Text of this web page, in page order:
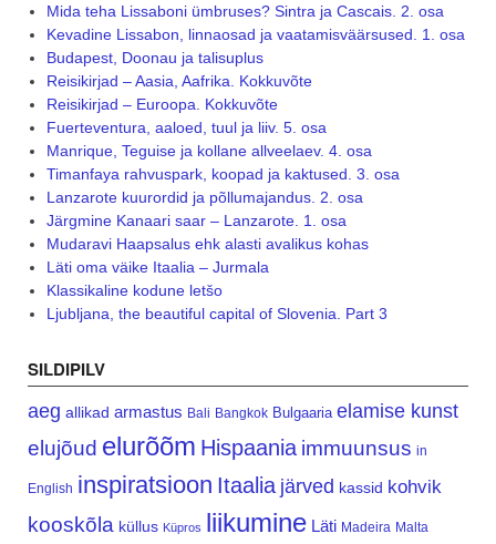
Mida teha Lissaboni ümbruses? Sintra ja Cascais. 2. osa
Kevadine Lissabon, linnaosad ja vaatamisväärsused. 1. osa
Budapest, Doonau ja talisuplus
Reisikirjad – Aasia, Aafrika. Kokkuvõte
Reisikirjad – Euroopa. Kokkuvõte
Fuerteventura, aaloed, tuul ja liiv. 5. osa
Manrique, Teguise ja kollane allveelaev. 4. osa
Timanfaya rahvuspark, koopad ja kaktused. 3. osa
Lanzarote kuurordid ja põllumajandus. 2. osa
Järgmine Kanaari saar – Lanzarote. 1. osa
Mudaravi Haapsalus ehk alasti avalikus kohas
Läti oma väike Itaalia – Jurmala
Klassikaline kodune letšo
Ljubljana, the beautiful capital of Slovenia. Part 3
SILDIPILV
aeg allikad armastus Bali Bangkok Bulgaaria elamise kunst
elujõud elurõõm Hispaania immuunsus in
English inspiratsioon Itaalia järved kassid kohvik
kooskõla küllus Küpros liikumine Läti Madeira Malta